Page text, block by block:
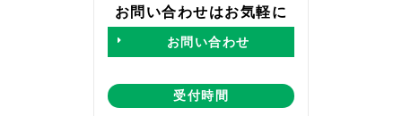
お問い合わせはお気軽に
お問い合わせ
受付時間